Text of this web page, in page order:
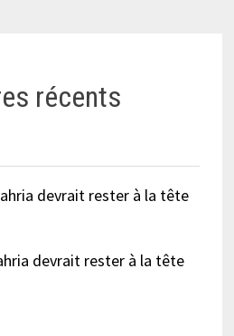
récents
devrait rester à la tête
devrait rester à la tête